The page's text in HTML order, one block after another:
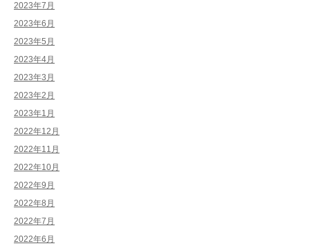
2023年7月
2023年6月
2023年5月
2023年4月
2023年3月
2023年2月
2023年1月
2022年12月
2022年11月
2022年10月
2022年9月
2022年8月
2022年7月
2022年6月